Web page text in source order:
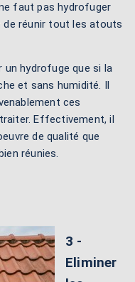
faut pas hydrofuger
réunir tout les atouts
un hydrofuge que si la
et sans humidité. Il
ces
Effectivement, il
de qualité que
réunies.
3 -
Eliminer